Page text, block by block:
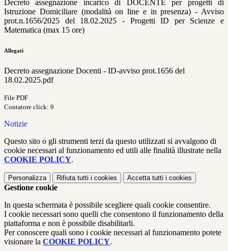
Decreto assegnazione incarico di DOCENTE per progetti di
Istruzione Domiciliare (modalità on line e in presenza) - Avviso
prot.n.1656/2025 del 18.02.2025 - Progetti ID per Scienze e
Matematica (max 15 ore)
Allegati
Decreto assegnazione Docenti - ID-avviso prot.1656 del
18.02.2025.pdf
File PDF
Contatore click: 9
Notizie
Questo sito o gli strumenti terzi da questo utilizzati si avvalgono di
cookie necessari al funzionamento ed utili alle finalità illustrate nella
COOKIE POLICY.
Personalizza Rifiuta tutti i cookies Accetta tutti i cookies
Gestione cookie
In questa schermata è possibile scegliere quali cookie consentire.
I cookie necessari sono quelli che consentono il funzionamento della
piattaforma e non è possibile disabilitarli.
Per conoscere quali sono i cookie necessari al funzionamento potete
visionare la COOKIE POLICY.